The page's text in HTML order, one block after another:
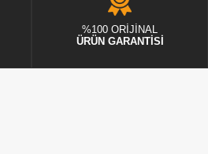
%100 ORİJİNAL
ÜRÜN GARANTİSİ